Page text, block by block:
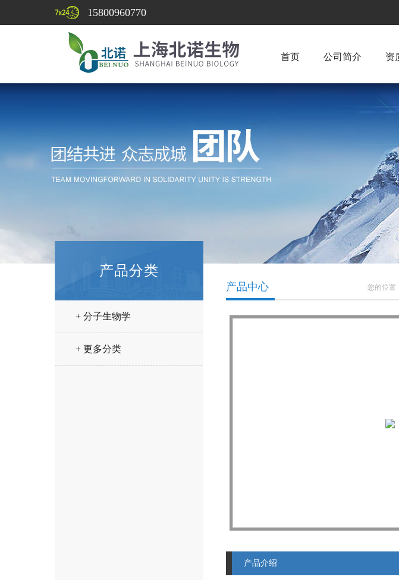
15800960770
首页 公司简介 资
产品分类
+ 分子生物学
+ 更多分类
您的位置
产品中心
产品介绍